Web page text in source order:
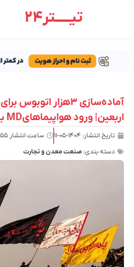
تیـــــتر24
آماده‌سازی ۳هزار
اربعین| ورود هواپیماهایMD به ناوگان
تاریخ انتشار: ۱۴۰۴-۰۵-۱۱ ساعت انتشار
دسته بندی: صنعت معدن و تجارت